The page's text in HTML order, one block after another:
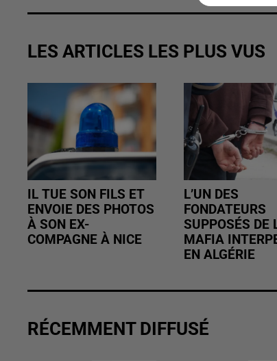
LES ARTICLES LES PLUS VUS
IL TUE SON FILS ET
ENVOIE DES PHOTOS
À SON EX-
COMPAGNE À NICE
L’UN DES
FONDATEURS
SUPPOSÉS DE
MAFIA
EN ALGÉRIE
RÉCEMMENT DIFFUSÉ